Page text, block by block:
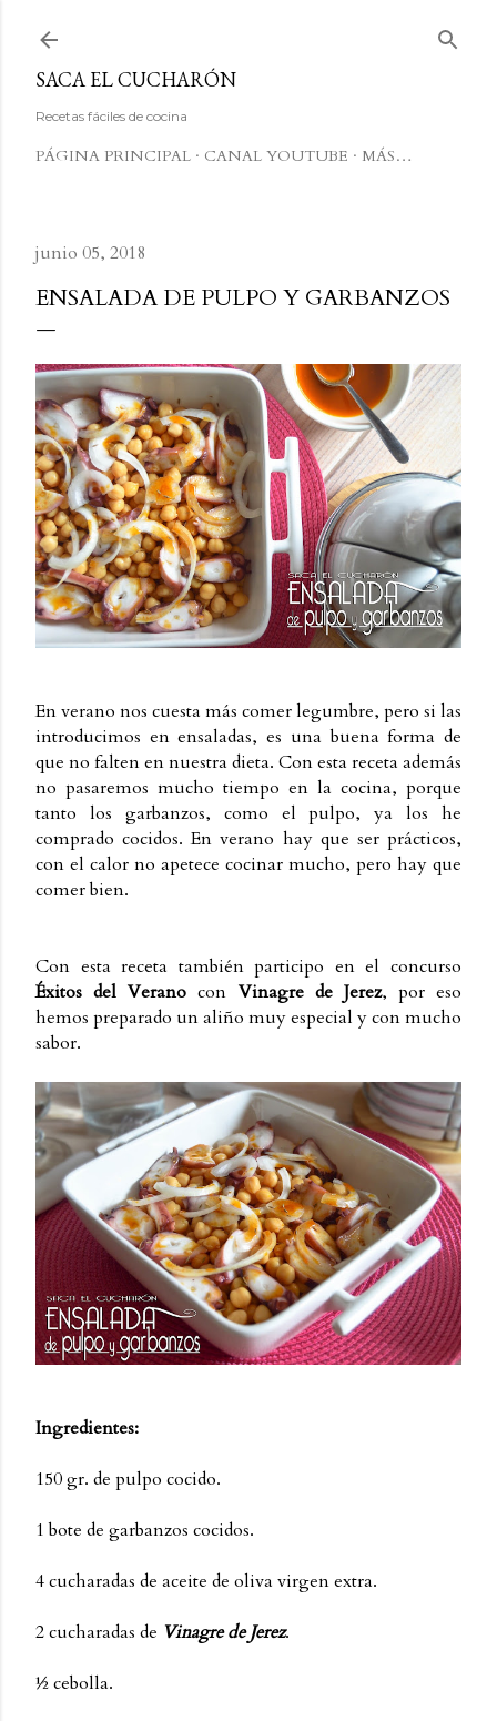
SACA EL CUCHARÓN
Recetas fáciles de cocina
PÁGINA PRINCIPAL CANAL YOUTUBE MÁS…
junio 05, 2018
ENSALADA DE PULPO Y GARBANZOS
En verano nos cuesta más comer legumbre, pero si las
introducimos en ensaladas, es una buena forma de
que no falten en nuestra dieta. Con esta receta además
no pasaremos mucho tiempo en la cocina, porque
tanto los garbanzos, como el pulpo, ya los he
comprado cocidos. En verano hay que ser prácticos,
con el calor no apetece cocinar mucho, pero hay que
comer bien.
Con esta receta también participo en el concurso
Éxitos del Verano con Vinagre de Jerez, por eso
hemos preparado un aliño muy especial y con mucho
sabor.
Ingredientes:
150 gr. de pulpo cocido.
1 bote de garbanzos cocidos.
4 cucharadas de aceite de oliva virgen extra.
2 cucharadas de Vinagre de Jerez.
½ cebolla.